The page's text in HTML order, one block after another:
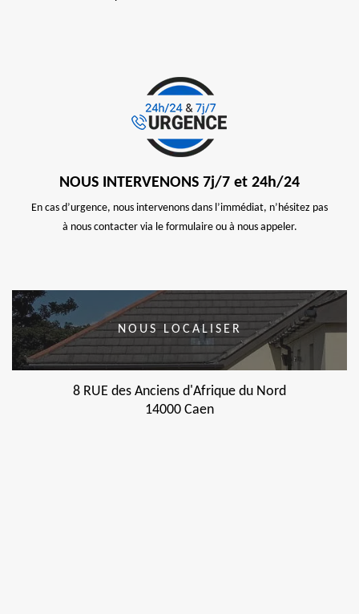
NOUS INTERVENONS 7j/7 et 24h/24
En cas d’urgence, nous intervenons dans l’immédiat, n’hésitez pas
à nous contacter via le formulaire ou à nous appeler.
NOUS LOCALISER
8 RUE des Anciens d'Afrique du Nord
14000 Caen